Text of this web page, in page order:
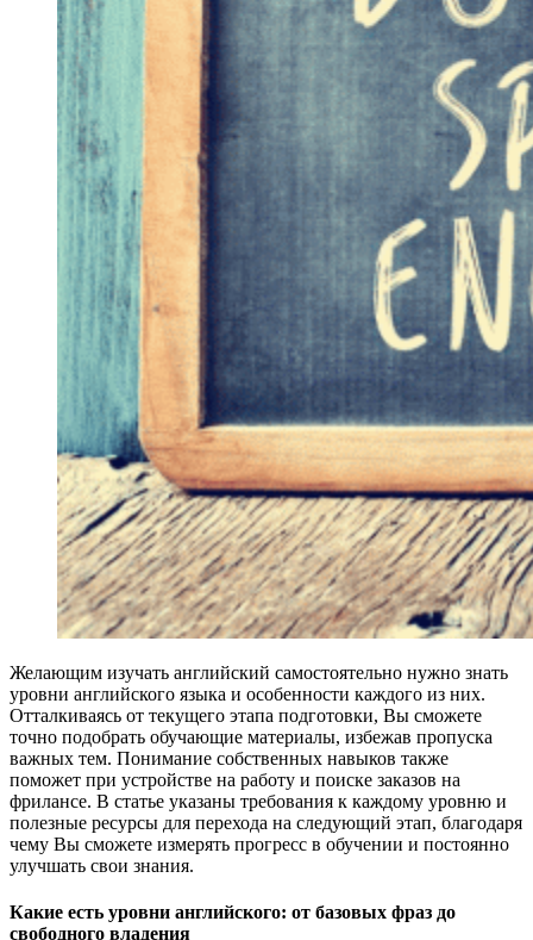
Желающим изучать английский самостоятельно нужно знать
уровни английского языка и особенности каждого из них.
Отталкиваясь от текущего этапа подготовки, Вы сможете
точно подобрать обучающие материалы, избежав пропуска
важных тем. Понимание собственных навыков также
поможет при устройстве на работу и поиске заказов на
фрилансе. В статье указаны требования к каждому уровню и
полезные ресурсы для перехода на следующий этап, благодаря
чему Вы сможете измерять прогресс в обучении и постоянно
улучшать свои знания.
Какие есть уровни английского: от базовых фраз до
свободного владения